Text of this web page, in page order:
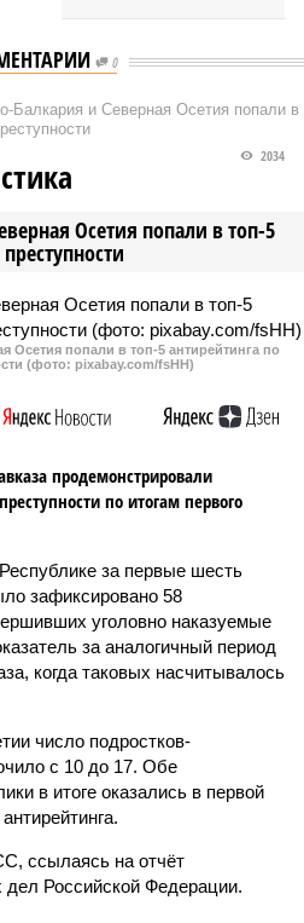
0
Балкария и Северная Осетия попали в
Осетия попали в топ-5
2034
Осетия попали в топ-5 антирейтинга по
(фото: pixabay.com/fsHH)
продемонстрировали
по итогам первого
за первые шесть
зафиксировано 58
уголовно наказуемые
за аналогичный период
когда таковых насчитывалось
число подростков-
с 10 до 17. Обе
в итоге оказались в первой
ссылаясь на отчёт
дел Российской Федерации.